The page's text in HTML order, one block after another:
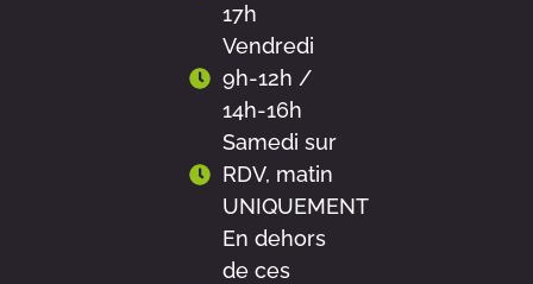
17h
Vendredi
9h-12h /
14h-16h
Samedi sur
RDV, matin
UNIQUEMENT
En dehors
de ces